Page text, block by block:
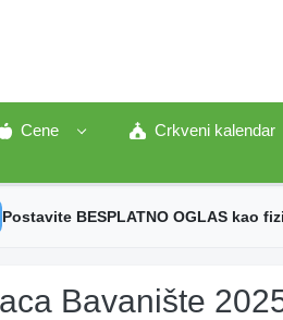
Cene Crkveni kalendar
Postavite BESPLATNO OGLAS kao
Bavanište